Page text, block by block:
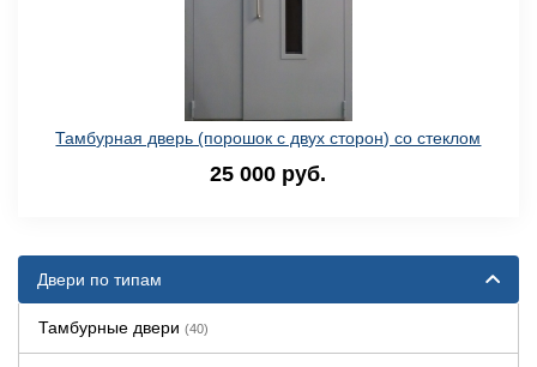
Тамбурная дверь (порошок с двух сторон) со стеклом
25 000 руб.
Двери по типам
Тамбурные двери (40)